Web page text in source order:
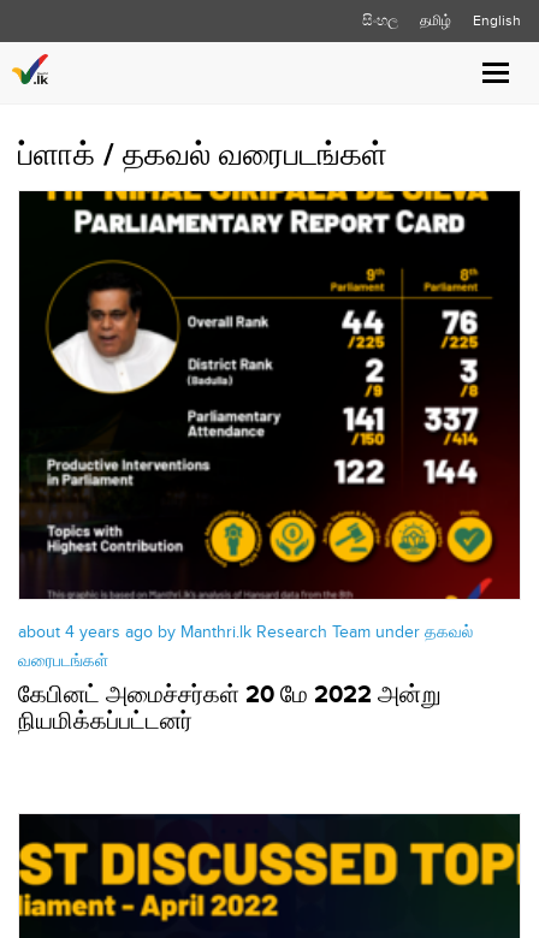
සිංහල தமிழ் English
Toggle
ப்ளாக் / தகவல் வரைபடங்கள்
about 4 years ago by Manthri.lk Research Team under தகவல்
வரைபடங்கள்
கேபினட் அமைச்சர்கள் 20 மே 2022 அன்று
நியமிக்கப்பட்டனர்